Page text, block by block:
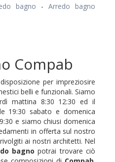
bagno - Arredo bagno
Compab
per impreziosire
belli e funzionali. Siamo
mattina 8:30 12:30 ed il
19:30 sabato e domenica
e siamo chiusi domenica
in offerta sul nostro
ai nostri architetti. Nel
bagno potrai trovare ciò